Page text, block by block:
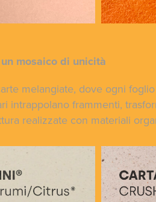
mosaico di unicità
melangiate, dove ogni
intrappolano frammenti,
realizzate con materiali